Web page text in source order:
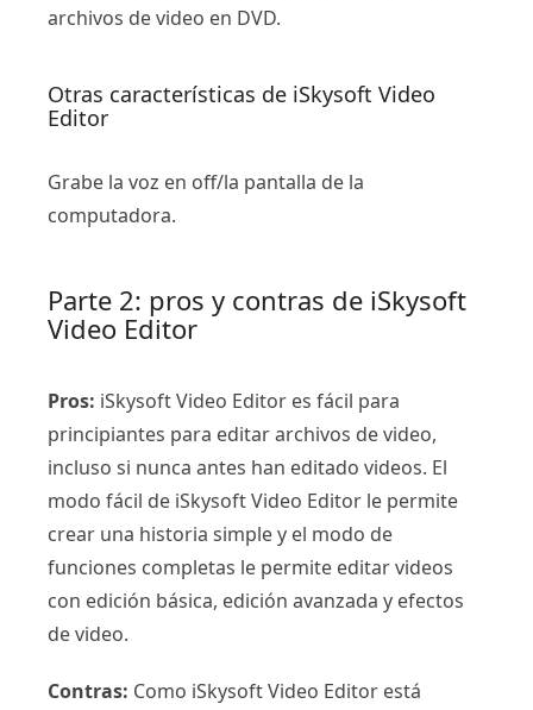
archivos de video en DVD.
Otras características de iSkysoft Video
Editor
Grabe la voz en off/la pantalla de la
computadora.
Parte 2: pros y contras de iSkysoft
Video Editor
Pros: iSkysoft Video Editor es fácil para
principiantes para editar archivos de video,
incluso si nunca antes han editado videos. El
modo fácil de iSkysoft Video Editor le permite
crear una historia simple y el modo de
funciones completas le permite editar videos
con edición básica, edición avanzada y efectos
de video.
Contras: Como iSkysoft Video Editor está